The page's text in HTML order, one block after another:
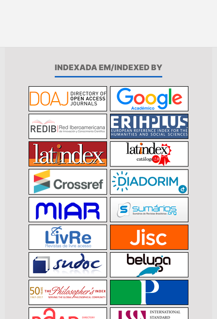
INDEXADA EM/INDEXED BY